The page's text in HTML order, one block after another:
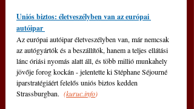
Uniós biztos: életveszélyben van az európai
autóipar
Az európai autóipar életveszélyben van, már nemcsak
az autógyártók és a beszállítók, hanem a teljes ellátási
lánc óriási nyomás alatt áll, és több millió munkahely
jövője forog kockán - jelentette ki Stéphane Séjourné
iparstratégiáért felelős uniós biztos kedden
Strassburgban. (kuruc.info)